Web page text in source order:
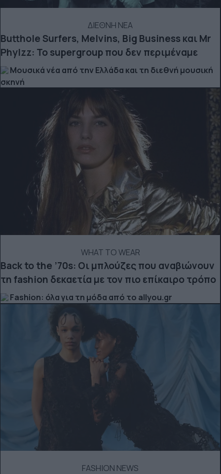
ΔΙΕΘΝΗ ΝΕΑ
Butthole Surfers, Melvins, Big Business και Mr
Phylzz: Το supergroup που δεν περιμέναμε
Μουσικά νέα από την Ελλάδα και τη διεθνή μουσική
σκηνή
WHAT TO WEAR
Back to the ’70s: Οι μπλούζες που αναβιώνουν
τη fashion δεκαετία με τον πιο επίκαιρο τρόπο
Fashion: όλα για τη μόδα από το allyou.gr
FASHION NEWS